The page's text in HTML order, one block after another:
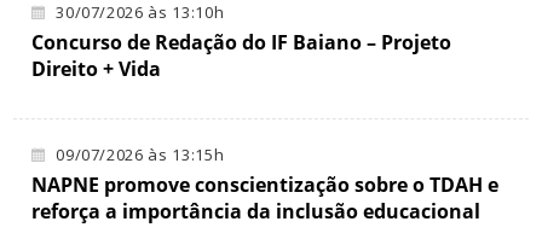
30/07/2026 às 13:10h
Concurso de Redação do IF Baiano – Projeto
Direito + Vida
09/07/2026 às 13:15h
NAPNE promove conscientização sobre o TDAH e
reforça a importância da inclusão educacional